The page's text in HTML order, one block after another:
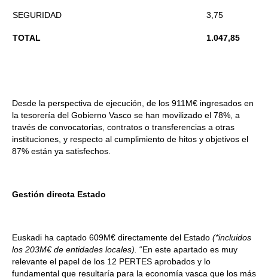
SEGURIDAD 3,75
TOTAL 1.047,85
Desde la perspectiva de ejecución, de los 911M€ ingresados en
la tesorería del Gobierno Vasco se han movilizado el 78%, a
través de convocatorias, contratos o transferencias a otras
instituciones, y respecto al cumplimiento de hitos y objetivos el
87% están ya satisfechos.
Gestión directa Estado
Euskadi ha captado 609M€ directamente del Estado (*incluidos
los 203M€ de entidades locales) “En este apartado es muy
relevante el papel de los 12 PERTES aprobados y lo
fundamental que resultaría para la economía vasca que los más